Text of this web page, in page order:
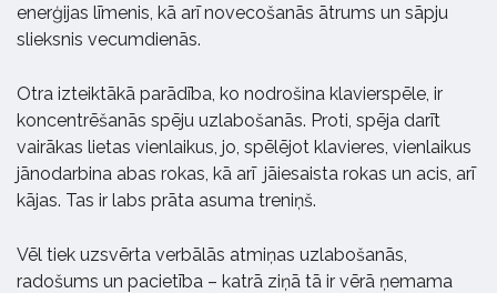
enerģijas līmenis, kā arī novecošanās ātrums un sāpju
slieksnis vecumdienās.
Otra izteiktākā parādība, ko nodrošina klavierspēle, ir
koncentrēšanās spēju uzlabošanās. Proti, spēja darīt
vairākas lietas vienlaikus, jo, spēlējot klavieres, vienlaikus
jānodarbina abas rokas, kā arī jāiesaista rokas un acis, arī
kājas. Tas ir labs prāta asuma treniņš.
Vēl tiek uzsvērta verbālās atmiņas uzlabošanās,
radošums un pacietība – katrā ziņā tā ir vērā ņemama